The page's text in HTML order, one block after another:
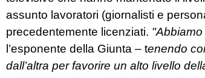
assunto lavoratori (giornalisti e
precedentemente licenziati.
l’esponente della Giunta – tenendo
dall’altra per favorire un alto livello